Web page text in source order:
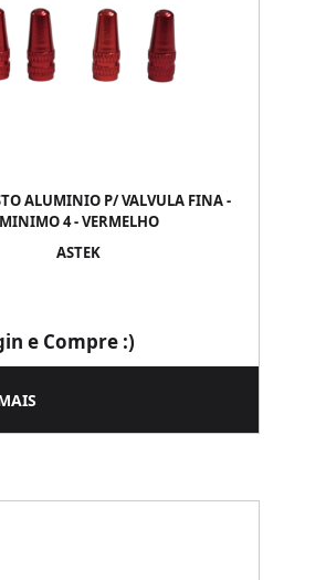
ALUMINIO P/ VALVULA FINA -
MINIMO 4 - VERMELHO
ASTEK
e Compre :)